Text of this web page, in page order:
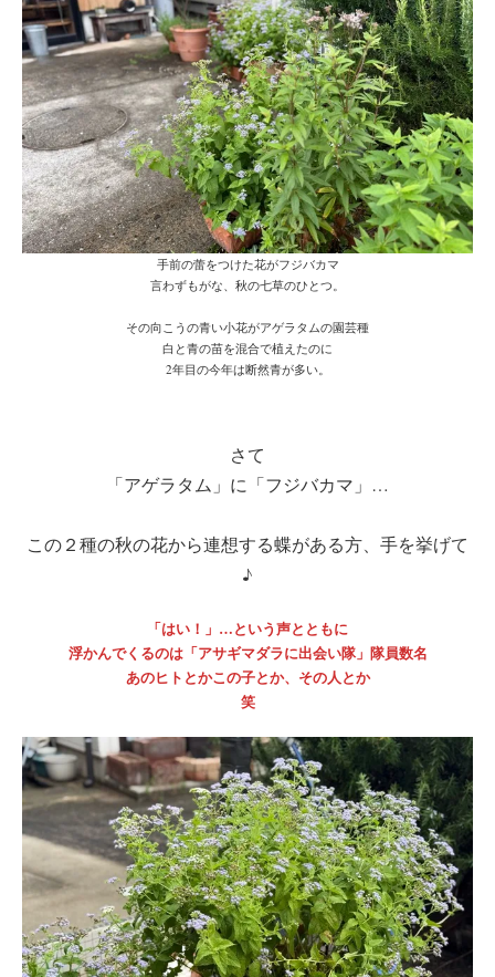
手前の蕾をつけた花がフジバカマ
言わずもがな、秋の七草のひとつ。
その向こうの青い小花がアゲラタムの園芸種
白と青の苗を混合で植えたのに
2年目の今年は断然青が多い。
さて
「アゲラタム」に「フジバカマ」…
この２種の秋の花から連想する蝶がある方、手を挙げて
♪
「はい！」…という声とともに
浮かんでくるのは「アサギマダラに出会い隊」隊員数名
あのヒトとかこの子とか、その人とか
笑